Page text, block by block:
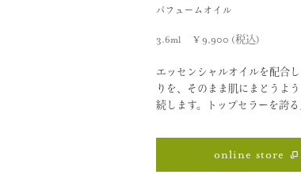
パフュームオイル
3.6ml ¥ 9,900 (税込)
エッセンシャルオイルを配合
りを、そのまま肌にまとうよ
続します。トップセラーを誇る
online store